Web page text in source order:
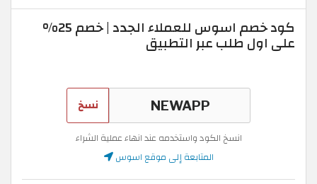
كود خصم اسوس للعملاء الجدد | خصم 25%
على اول طلب عبر التطبيق
نسخ
انسخ الكود واستخدمه عند انهاء عملية الشراء
المتابعة إلى موقع اسوس